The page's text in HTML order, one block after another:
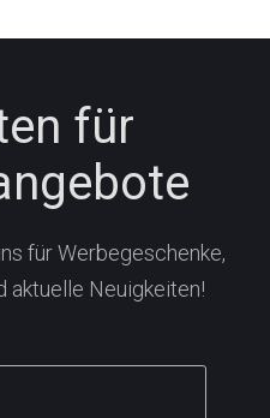
für
für Werbegeschenke,
aktuelle Neuigkeiten!